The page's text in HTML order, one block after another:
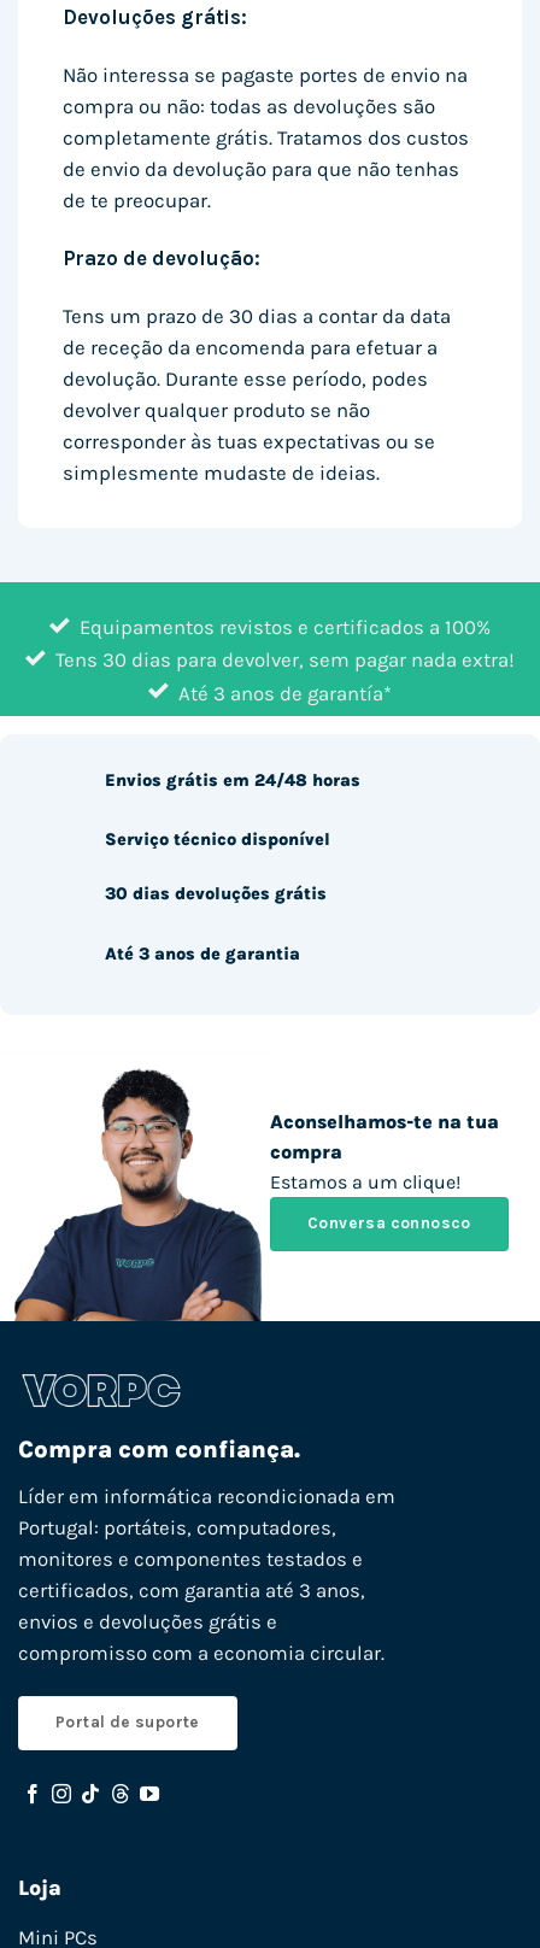
Devoluções grátis:
Não interessa se pagaste portes de envio na
compra ou não: todas as devoluções são
completamente grátis. Tratamos dos custos
de envio da devolução para que não tenhas
de te preocupar.
Prazo de devolução:
Tens um prazo de 30 dias a contar da data
de receção da encomenda para efetuar a
devolução. Durante esse período, podes
devolver qualquer produto se não
corresponder às tuas expectativas ou se
simplesmente mudaste de ideias.
Equipamentos revistos e certificados a 100%
Tens 30 dias para devolver, sem pagar nada extra!
Até 3 anos de garantía*
Aconselhamos-te na tua
compra
Estamos a um clique!
Conversa connosco
Envios grátis em 24/48 horas
Serviço técnico disponível
30 dias devoluções grátis
Até 3 anos de garantia
Compra com confiança.
Líder em informática recondicionada em
Portugal: portáteis, computadores,
monitores e componentes testados e
certificados, com garantia até 3 anos,
envios e devoluções grátis e
compromisso com a economia circular.
Portal de suporte
Loja
Mini PCs